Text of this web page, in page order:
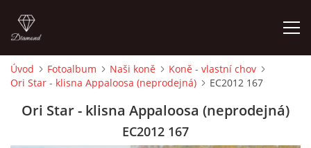
ÚVOD
Úvod Fotoalbum Naši koně
Koně - vlastní chov
Ori Star - klisna Appaloosa (neprodejná)
EC2012 167
Ori Star - klisna Appaloosa (neprodejná)
EC2012 167